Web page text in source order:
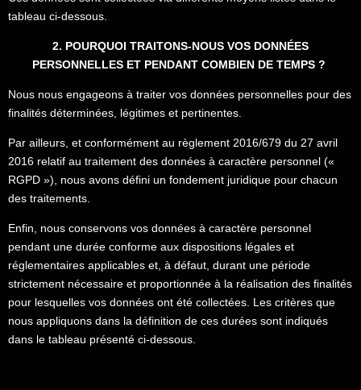
tableau ci-dessous.
2. POURQUOI TRAITONS-NOUS VOS DONNÉES
PERSONNELLES ET PENDANT COMBIEN DE TEMPS ?
Nous nous engageons à traiter vos données personnelles pour des
finalités déterminées, légitimes et pertinentes.
Par ailleurs, et conformément au règlement 2016/679 du 27 avril
2016 relatif au traitement des données à caractère personnel («
RGPD »), nous avons défini un fondement juridique pour chacun
des traitements.
Enfin, nous conservons vos données à caractère personnel
pendant une durée conforme aux dispositions légales et
réglementaires applicables et, à défaut, durant une période
strictement nécessaire et proportionnée à la réalisation des finalités
pour lesquelles vos données ont été collectées. Les critères que
nous appliquons dans la définition de ces durées sont indiqués
dans le tableau présenté ci-dessous.